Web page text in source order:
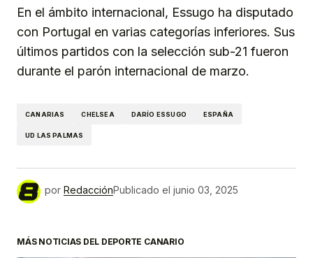
En el ámbito internacional, Essugo ha disputado
con Portugal en varias categorías inferiores. Sus
últimos partidos con la selección sub-21 fueron
durante el parón internacional de marzo.
CANARIAS CHELSEA DARÍO ESSUGO ESPAÑA
UD LAS PALMAS
por RedacciónPublicado el junio 03, 2025
MÁS NOTICIAS DEL DEPORTE CANARIO